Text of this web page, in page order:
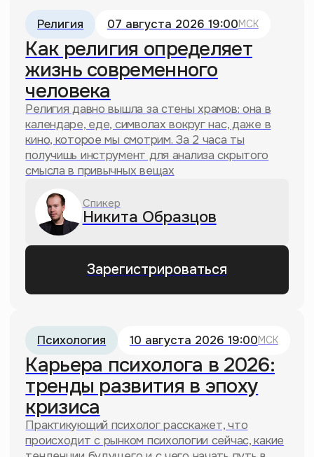
Дизумбрационизм: как нарисовать
«мазню» и стать великим художником
22.04.2026
Почему «Наруто» стал культовым
аниме в России?
«Сыночка-корзиночка»: почему
матери ревнуют сыновей
20.06.2025